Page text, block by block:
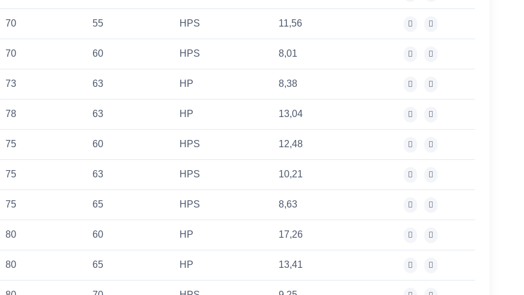
70 55 HPS 11,56
70 60 HPS 8,01
73 63 HP 8,38
78 63 HP 13,04
75 60 HPS 12,48
75 63 HPS 10,21
75 65 HPS 8,63
80 60 HP 17,26
80 65 HP 13,41